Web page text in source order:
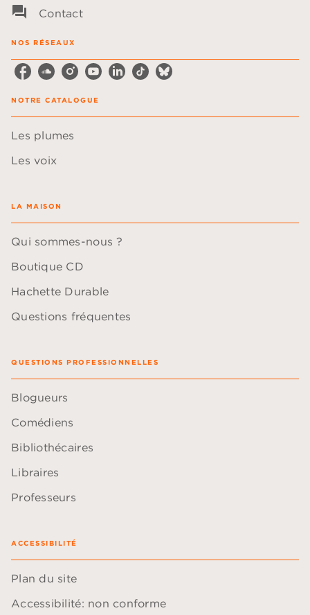
question_answer Contact
NOS RÉSEAUX
NOTRE CATALOGUE
Les plumes
Les voix
LA MAISON
Qui sommes-nous ?
Boutique CD
Hachette Durable
Questions fréquentes
QUESTIONS PROFESSIONNELLES
Blogueurs
Comédiens
Bibliothécaires
Libraires
Professeurs
ACCESSIBILITÉ
Plan du site
Accessibilité: non conforme